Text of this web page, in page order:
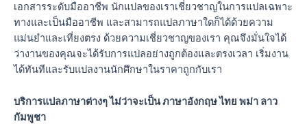
เอกสารระดับมืออาชีพ นักแปลของเราเชี่ยวชาญในการแปลเฉพาะ
ทางและเป็นมืออาชีพ และสามารถแปลภาษาใดก็ได้ด้วยความ
แม่นยำและเที่ยงตรง ด้วยความเชี่ยวชาญของเรา คุณจึงมั่นใจได้
ว่างานของคุณจะได้รับการแปลอย่างถูกต้องและตรงเวลา เริ่มงาน
ได้ทันทีและรับแปลงานนักศึกษาในราคาถูกกับเรา
บริการแปลภาษาต่างๆ ไม่ว่าจะเป็น ภาษาอังกฤษ ไทย พม่า ลาว
กัมพูชา